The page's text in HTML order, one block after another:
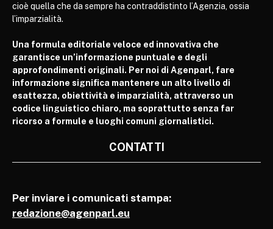
cioè quella che da sempre ha contraddistinto l’Agenzia, ossia
l’imparzialità.
Una formula editoriale veloce ed innovativa che
garantisce un’informazione puntuale e degli
approfondimenti originali. Per noi di Agenparl, fare
informazione significa mantenere un alto livello di
esattezza, obiettività e imparzialità, attraverso un
codice linguistico chiaro, ma soprattutto senza far
ricorso a formule e luoghi comuni giornalistici.
CONTATTI
Per inviare i comunicati stampa:
redazione@agenparl.eu